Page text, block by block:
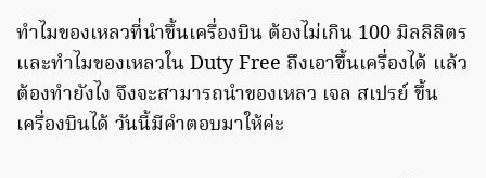
ทำไมของเหลวที่นำขึ้นเครื่องบิน ต้องไม่เกิน 100 มิลลิลิตร
และทำไมของเหลวใน Duty Free ถึงเอาขึ้นเครื่องได้ แล้ว
ต้องทำยังไง จึงจะสามารถนำของเหลว เจล สเปรย์ ขึ้น
เครื่องบินได้ วันนี้มีคำตอบมาให้ค่ะ